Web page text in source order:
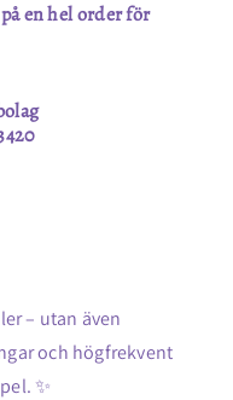
en hel order för
– utan även
och högfrekvent
✨